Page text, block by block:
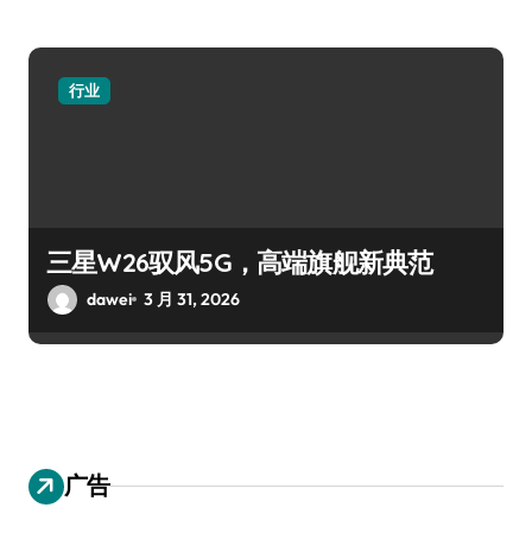
行业
三星W26驭风5G，高端旗舰新典范
dawei 3 月 31, 2026
广告